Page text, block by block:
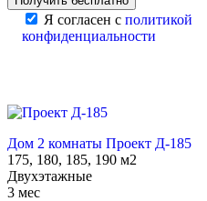
Я согласен с политикой
конфиденциальности
Дом 2 комнаты Проект Д-185
175, 180, 185, 190 м2
Двухэтажные
3 мес